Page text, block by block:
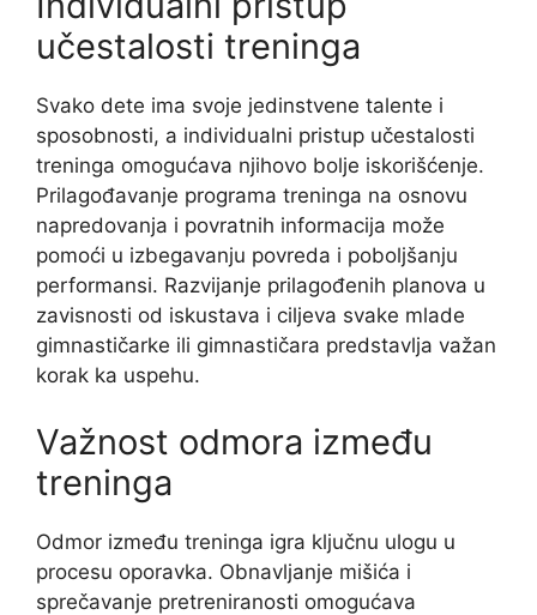
učestalosti treninga
Svako dete ima svoje jedinstvene talente i
sposobnosti, a individualni pristup učestalosti
treninga omogućava njihovo bolje iskorišćenje.
Prilagođavanje programa treninga na osnovu
napredovanja i povratnih informacija može
pomoći u izbegavanju povreda i poboljšanju
performansi. Razvijanje prilagođenih planova u
zavisnosti od iskustava i ciljeva svake mlade
gimnastičarke ili gimnastičara predstavlja važan
korak ka uspehu.
Važnost odmora između
treninga
Odmor između treninga igra ključnu ulogu u
procesu oporavka. Obnavljanje mišića i
sprečavanje pretreniranosti omogućava